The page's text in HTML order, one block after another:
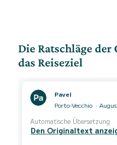
Die Ratschläge
das Reiseziel
Pavel
Porto-Vecchio
Automatische Übersetzung
Den Originaltext